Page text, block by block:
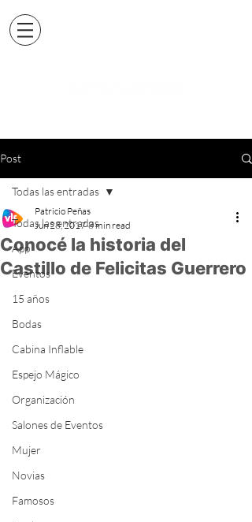
Post
Todas las entradas
App
Eventos
15 años
Bodas
Cabina Inflable
Espejo Mágico
Organización
Salones de Eventos
Mujer
Novias
Famosos
Todas las entradas
Conocé la historia del
Castillo de Felicitas Guerrero
Patricio Peñas
Jun 28, 2017 8 min read